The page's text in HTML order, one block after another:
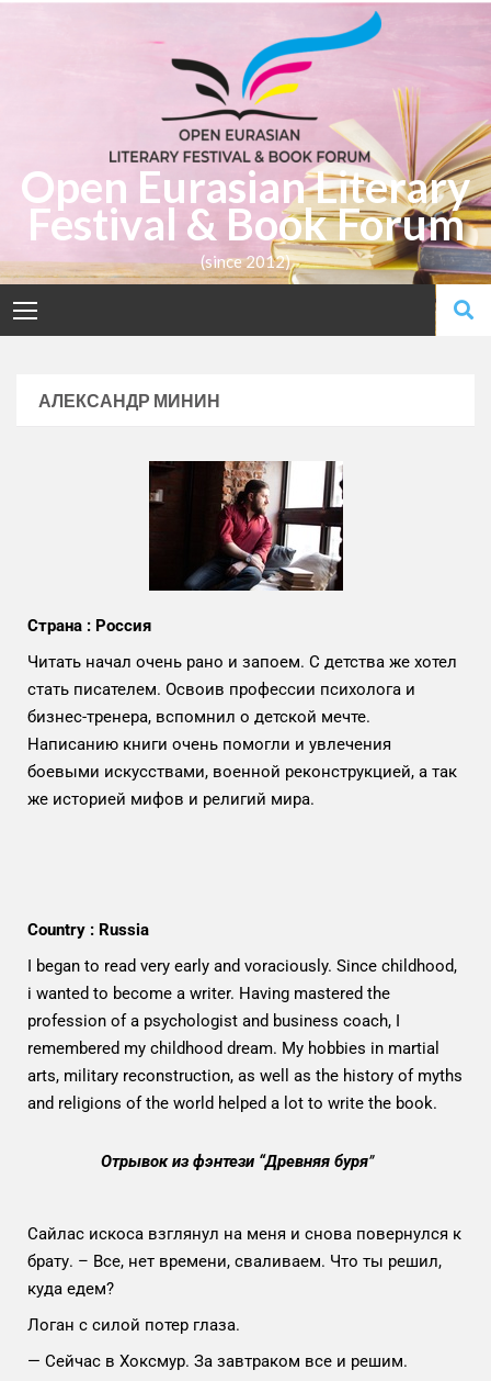
Open Eurasian Literary
Festival & Book Forum
(since 2012)
АЛЕКСАНДР МИНИН
Страна : Россия
Читать начал очень рано и запоем. С детства же хотел
стать писателем. Освоив профессии психолога и
бизнес-тренера, вспомнил о детской мечте.
Написанию книги очень помогли и увлечения
боевыми искусствами, военной реконструкцией, а так
же историей мифов и религий мира.
Country : Russia
I began to read very early and voraciously. Since childhood,
i wanted to become a writer. Having mastered the
profession of a psychologist and business coach, I
remembered my childhood dream. My hobbies in martial
arts, military reconstruction, as well as the history of myths
and religions of the world helped a lot to write the book.
Отрывок из фэнтези “Древняя буря”
Сайлас искоса взглянул на меня и снова повернулся к
брату. – Все, нет времени, сваливаем. Что ты решил,
куда едем?
Логан с силой потер глаза.
— Сейчас в Хоксмур. За завтраком все и решим.